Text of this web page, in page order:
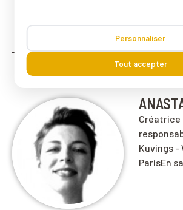
Créatrice
Kuvings -
ParisEn
Personnaliser
Tout accepter